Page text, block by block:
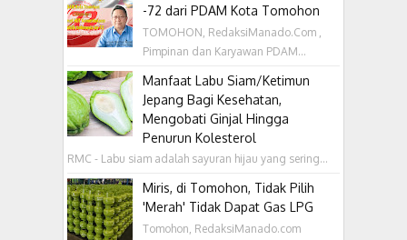
-72 dari PDAM Kota Tomohon
TOMOHON, RedaksiManado.Com ,
Pimpinan dan Karyawan PDAM...
Manfaat Labu Siam/Ketimun
Jepang Bagi Kesehatan,
Mengobati Ginjal Hingga
Penurun Kolesterol
RMC - Labu siam adalah sayuran hijau yang sering...
Miris, di Tomohon, Tidak Pilih
'Merah' Tidak Dapat Gas LPG
Tomohon, RedaksiManado.com